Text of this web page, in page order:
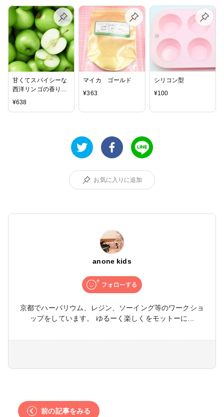
植物性 カラージェル
（水性）（手作り石
鹸 バスボム バスソ
ルト サシェ ジェル
ソープ用）
トル 10ml植物性 カ
ラージェル（水性）
（手作り石鹸 バスボ
ム バスソルト サシ
ェ ジェルソープ用）
10ml植物性 カラー
ジェル（水性）（手
バスソルト サシェ
ジェルソープ用）
甘くてスパイシーな
西洋リンゴの香り。
グリーンアップル -
¥638
マイカ ゴールド
¥363
シリコン型
¥100
お気に入りに追加
anone kids
京都でハーバリウム、レジン、ソーイング等のワークショ
ップをしています。 ゆるーく楽しくをモットーに...
前の記事をみる